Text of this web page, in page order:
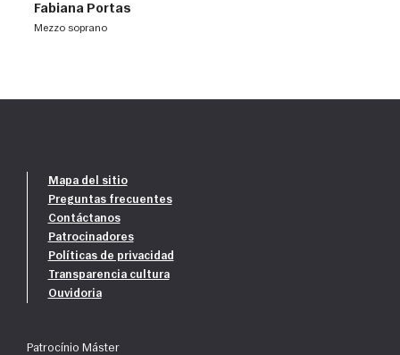
Fabiana Portas
mezzo soprano
Mapa del sitio
Preguntas frecuentes
Contáctanos
Patrocinadores
Políticas de privacidad
Transparencia cultura
Ouvidoria
Patrocínio Máster